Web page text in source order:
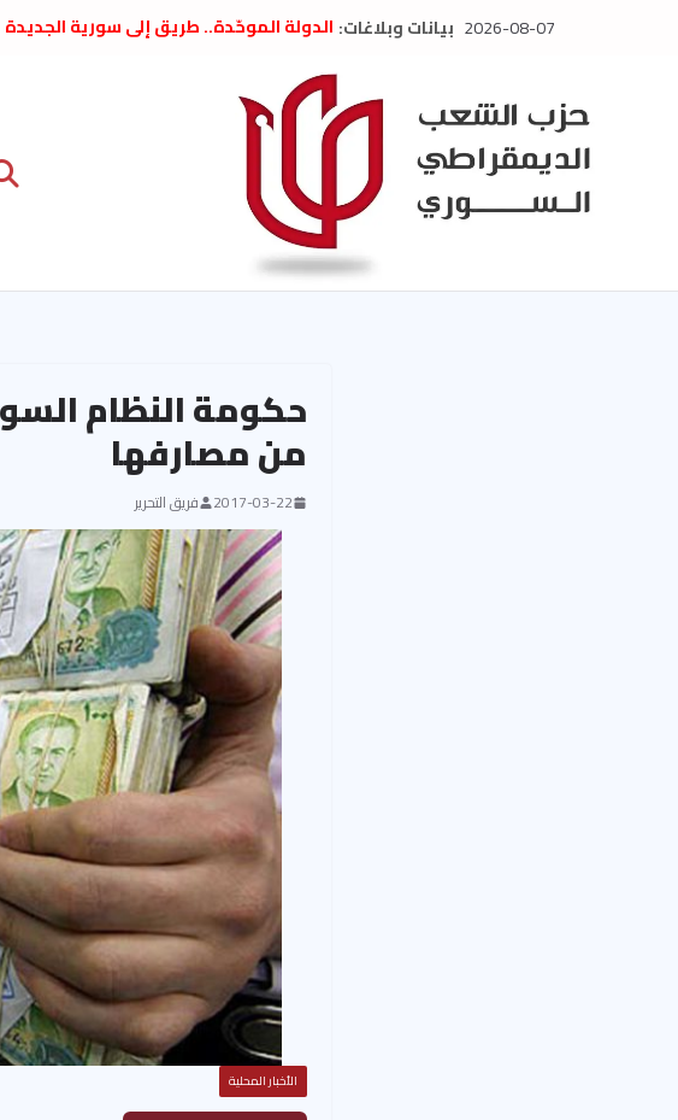
2026-08-07 بيانات وبلاغات: الدولة الموحّدة.. طريق إلى سورية الجديدة
تعزية بوفاة المناضل حسن عبدالعظيم الأمين
العام السابق لحزب الاتحاد الاشتراكي العربي
الديمقراطي
بلاغ صادر عن اجتماع اللجنة المركزية نيسان
الحرب الأمريكية الإسرائيلية على نظام الملالي
في إيران .. بيان من حزب الشعب الديمقراطي
السوري
من مصارفها
2017-03-22 فريق التحرير
الأخبار المحلية